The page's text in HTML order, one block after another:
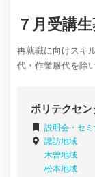
７月受講
再就職に向けスキ
代・作業服代を除
ポリテクセン
説明会・セミ
諏訪地域
木曽地域
松本地域